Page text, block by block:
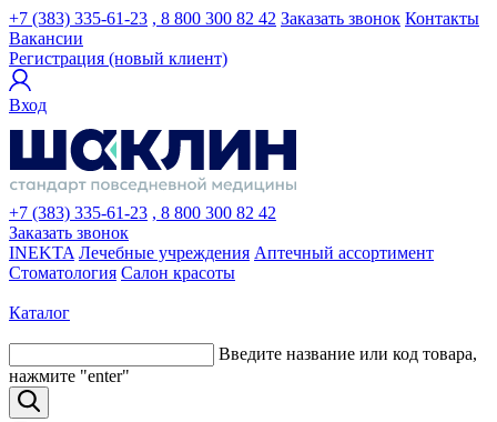
+7 (383) 335-61-23 , 8 800 300 82 42 Заказать звонок Контакты
Вакансии
Регистрация (новый клиент)
Вход
+7 (383) 335-61-23 , 8 800 300 82 42
Заказать звонок
INEKTA Лечебные учреждения Аптечный ассортимент
Стоматология Салон красоты
Каталог
Введите название или код товара,
нажмите "enter"